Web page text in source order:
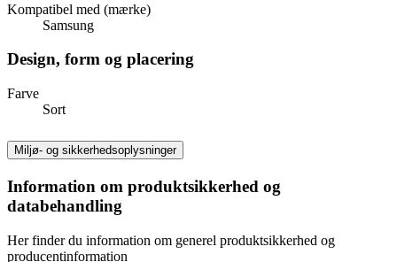
Kompatibel med (mærke)
Samsung
Design, form og placering
Farve
Sort
Miljø- og sikkerhedsoplysninger
Information om produktsikkerhed og
databehandling
Her finder du information om generel produktsikkerhed og
producentinformation